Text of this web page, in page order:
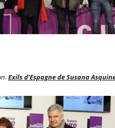
Exils d’Espagne de Susana